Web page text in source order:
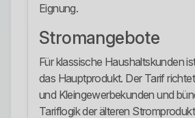
Eignung.
Stromangebote
Für klassische Haushaltskunden
das Hauptprodukt. Der Tarif
und Kleingewerbekunden und
Tariflogik der älteren